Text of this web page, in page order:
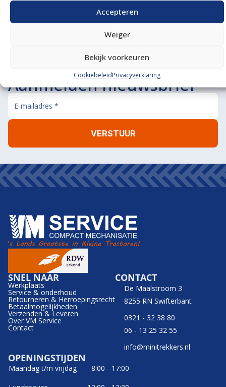
Accepteren
Weiger
Bekijk voorkeuren
CookiebeleidPrivacyverklaring
BEL ONS MAIL ONS
Aanmelden nieuwsbrief
SNEL NAAR
Werkplaats
Service & onderhoud
Retourneren & Herroepingsrecht
Betaalmogelijkheden
Verzenden & Leveren
Over VM Service
Contact
CONTACT
De Maalstroom 3
8255 RN Swifterbant
0321 - 32 38 80
06 - 13 25 32 55
info@minitrekkers.nl
OPENINGSTIJDEN
Maandag t/m vrijdag
8:00 - 17:00